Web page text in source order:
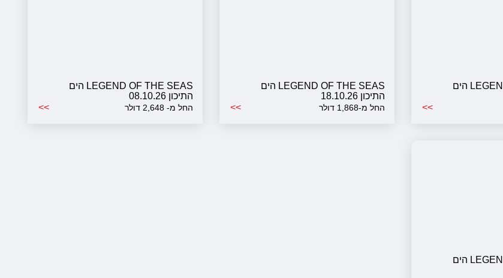
LEGEND OF THE SEAS הים
>>
LEGEND OF THE SEAS הים
התיכון 18.10.26
החל מ-1,868 דולר >>
LEGEND OF THE SEAS הים
התיכון 08.10.26
החל מ- 2,648 דולר >>
LEGEND OF THE SEAS הים